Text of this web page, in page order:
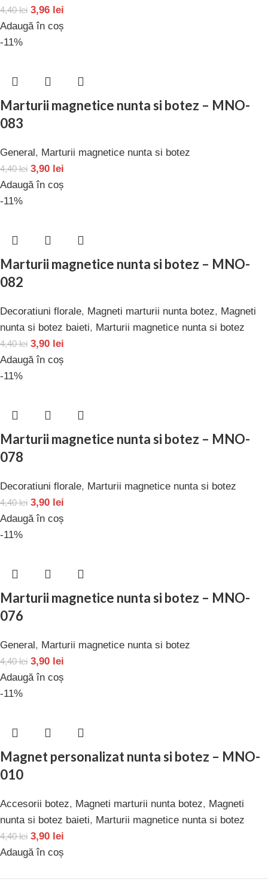
4,40lei 3,96 lei
Adaugă în coș
-11%
Marturii magnetice nunta si botez – MNO-
083
General, Marturii magnetice nunta si botez
4,40lei 3,90 lei
Adaugă în coș
-11%
Marturii magnetice nunta si botez – MNO-
082
Decoratiuni florale, Magneti marturii nunta botez, Magneti
nunta si botez baieti, Marturii magnetice nunta si botez
4,40lei 3,90 lei
Adaugă în coș
-11%
Marturii magnetice nunta si botez – MNO-
078
Decoratiuni florale, Marturii magnetice nunta si botez
4,40lei 3,90 lei
Adaugă în coș
-11%
Marturii magnetice nunta si botez – MNO-
076
General, Marturii magnetice nunta si botez
4,40lei 3,90 lei
Adaugă în coș
-11%
Magnet personalizat nunta si botez – MNO-
010
Accesorii botez, Magneti marturii nunta botez, Magneti
nunta si botez baieti, Marturii magnetice nunta si botez
4,40lei 3,90 lei
Adaugă în coș